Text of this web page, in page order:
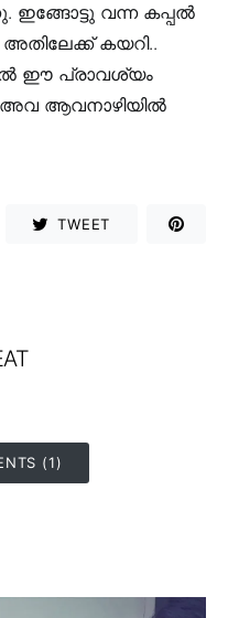
ഇങ്ങോട്ടു വന്ന കപ്പൽ
കയറി..
ഈ പ്രാവശ്യം
അവ ആവനാഴിയിൽ
TWEET
(1)